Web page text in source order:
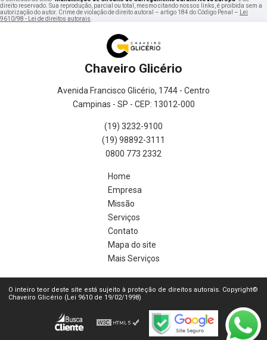
direito reservado. Sua reprodução, parcial ou total, mesmo citando nossos links, é proibida sem a
autorização do autor. Crime de violação de direito autoral – artigo 184 do Código Penal – Lei
9610/98 - Lei de direitos autorais.
Chaveiro Glicério
Avenida Francisco Glicério, 1744 - Centro
Campinas - SP - CEP: 13012-000
(19) 3232-9100
(19) 98892-3111
0800 773 2332
Home
Empresa
Missão
Serviços
Contato
Mapa do site
Mais Serviços
O inteiro teor deste site está sujeito à proteção de direitos autorais. Copyright©
Chaveiro Glicério (Lei 9610 de 19/02/1998)